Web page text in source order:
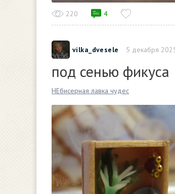
220 4
vilka_dvesele 5 декабря
под сенью
НЕбисерная лавка чудес